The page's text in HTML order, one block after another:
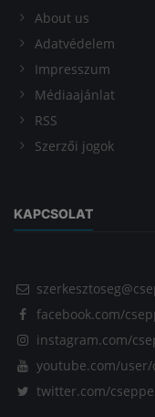
About us
Adatvédelem
Impresszum
Médiaajánlat
RSS
Szerzői jogok
KAPCSOLAT
facebook.com/
instagram.com/
youtube.com/user/
twitter.com/